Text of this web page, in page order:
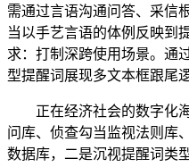
需通过言语沟通问答、采信
当以手艺言语的体例反映到
求：打制深跨使用场景。通
型提醒词展现多文本框跟尾
正在经济社会的数字化海
问库、侦查勾当监视法则库
数据库，二是沉视提醒词类